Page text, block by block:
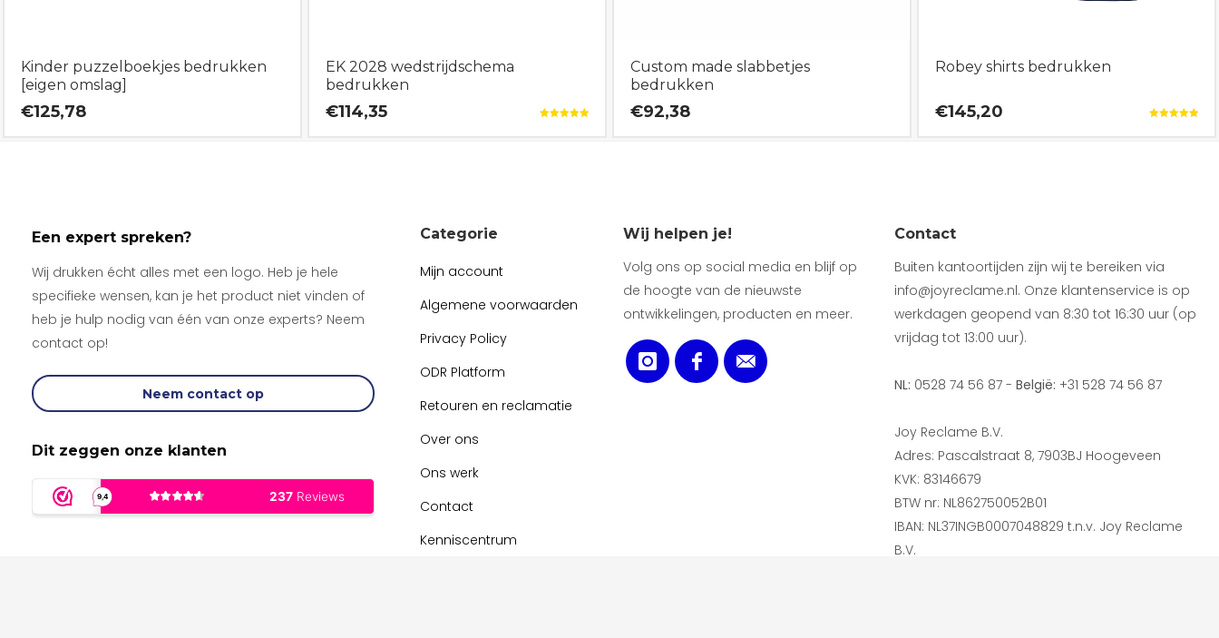
Kinder puzzelboekjes bedrukken
[eigen omslag]
€125,78
EK 2028 wedstrijdschema
bedrukken
€114,35
Custom made slabbetjes
bedrukken
€92,38
Robey shirts bedrukken
€145,20
Een expert spreken?
Wij drukken écht alles met een logo. Heb je hele
specifieke wensen, kan je het product niet vinden of
heb je hulp nodig van één van onze experts? Neem
contact op!
Neem contact op
Dit zeggen onze klanten
Categorie
Mijn account
Algemene voorwaarden
Privacy Policy
ODR Platform
Retouren en reclamatie
Over ons
Ons werk
Contact
Kenniscentrum
Wij helpen je!
Volg ons op social media en blijf op
de hoogte van de nieuwste
ontwikkelingen, producten en meer.
Contact
Buiten kantoortijden zijn wij te bereiken via
info@joyreclame.nl. Onze klantenservice is op
werkdagen geopend van 8:30 tot 16:30 uur (op
vrijdag tot 13:00 uur).
NL: 0528 74 56 87 - België: +31 528 74 56 87
Joy Reclame B.V.
Adres: Pascalstraat 8, 7903BJ Hoogeveen
KVK: 83146679
BTW nr: NL862750052B01
IBAN: NL37INGB0007048829 t.n.v. Joy Reclame
B.V.